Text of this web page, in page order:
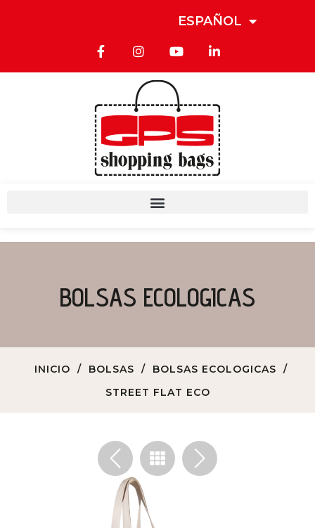
ESPAÑOL
BOLSAS ECOLOGICAS
INICIO BOLSAS
BOLSAS ECOLOGICAS
STREET FLAT ECO
< >